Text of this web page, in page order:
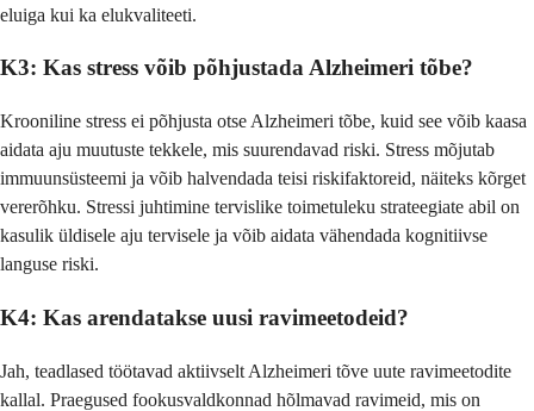
eluiga kui ka elukvaliteeti.
K3: Kas stress võib põhjustada Alzheimeri tõbe?
Krooniline stress ei põhjusta otse Alzheimeri tõbe, kuid see võib kaasa
aidata aju muutuste tekkele, mis suurendavad riski. Stress mõjutab
immuunsüsteemi ja võib halvendada teisi riskifaktoreid, näiteks kõrget
vererõhku. Stressi juhtimine tervislike toimetuleku strateegiate abil on
kasulik üldisele aju tervisele ja võib aidata vähendada kognitiivse
languse riski.
K4: Kas arendatakse uusi ravimeetodeid?
Jah, teadlased töötavad aktiivselt Alzheimeri tõve uute ravimeetodite
kallal. Praegused fookusvaldkonnad hõlmavad ravimeid, mis on